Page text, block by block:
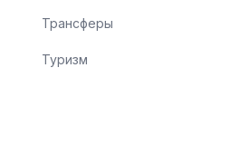
Трансферы
Туризм